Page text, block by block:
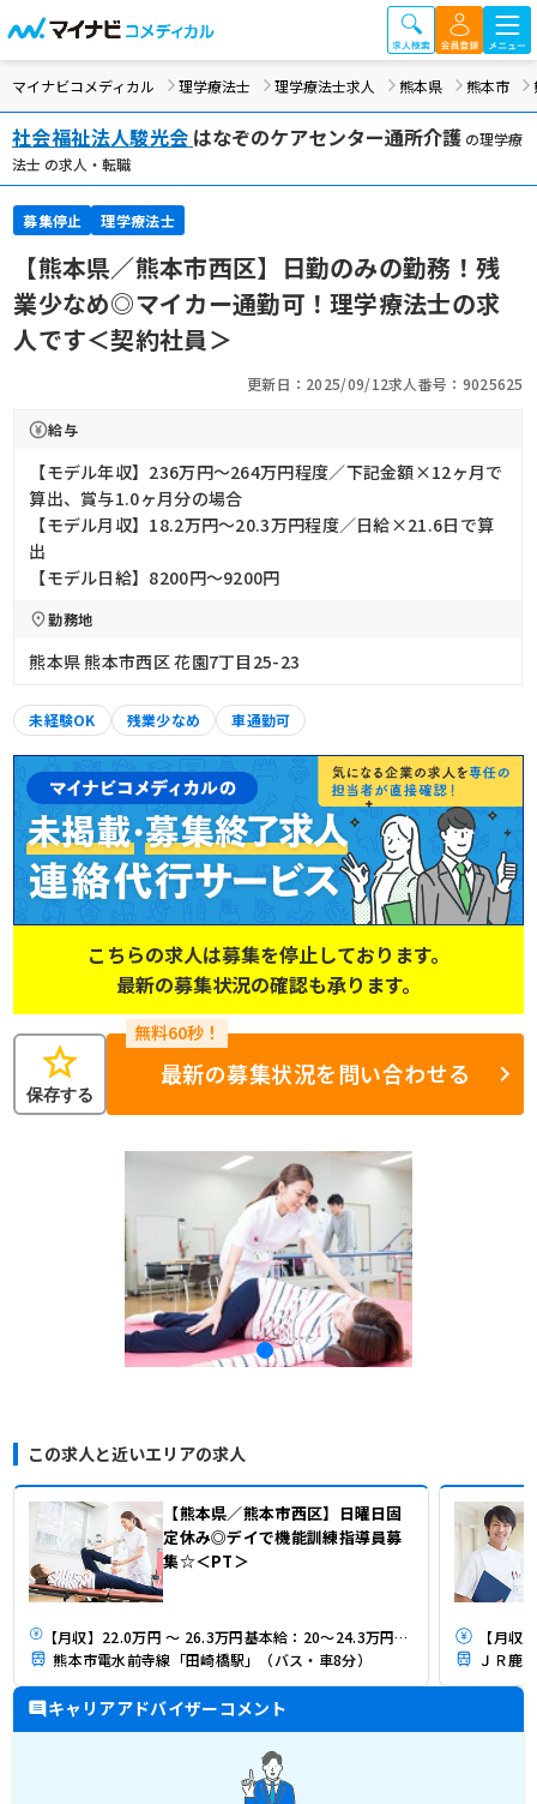
マイナビコメディカル 理学療法士 理学療法士求人 熊本県 熊本市
社会福祉法人駿光会 はなぞのケアセンター通所介護 の理学療
法士 の求人・転職
募集停止 理学療法士
【熊本県／熊本市西区】日勤のみの勤務！残
業少なめ◎マイカー通勤可！理学療法士の求
人です＜契約社員＞
更新日：2025/09/12求人番号：9025625
給与
【モデル年収】236万円〜264万円程度／下記金額×12ヶ月で
算出、賞与1.0ヶ月分の場合
【モデル月収】18.2万円〜20.3万円程度／日給×21.6日で算
出
【モデル日給】8200円〜9200円
勤務地
熊本県 熊本市西区 花園7丁目25-23
未経験OK 残業少なめ 車通勤可
こちらの求人は募集を停止しております。
最新の募集状況の確認も承ります。
star
保存する
最新の募集状況を問い合わせる
この求人と近いエリアの求人
【熊本県／熊本市西区】日曜日固
定休み◎デイで機能訓練指導員募
集☆＜PT＞
【月収】22.0万円 ～ 26.3万円基本給：20～24.3万円＋資格手当 ※経験年数等に応じて優遇あり
熊本市電水前寺線「田崎橋駅」（バス・車8分）
【月収
ＪＲ鹿
キャリアアドバイザーコメント